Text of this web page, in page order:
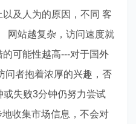
及人为的原因，不同 客
网站越复杂，访问速度就
可能性越高---对于国外
问者抱着浓厚的兴趣，否
或失败3分钟仍努力尝试
收集市场信息，不会对